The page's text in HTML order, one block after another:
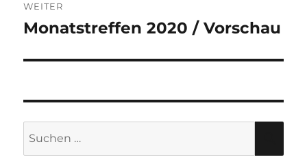
WEITER
Nächster
Monatstreffen 2020 / Vorschau